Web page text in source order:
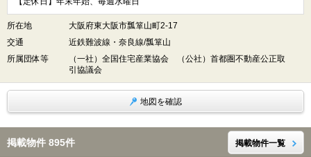
所在地
大阪府東大阪市瓢箪山町2-17
交通
近鉄難波線・奈良線/瓢箪山
所属団体等
（一社）全国住宅産業協会 （公社）首都圏不動産公正取
引協議会
地図を確認
掲載物件 895件 掲載物件一覧